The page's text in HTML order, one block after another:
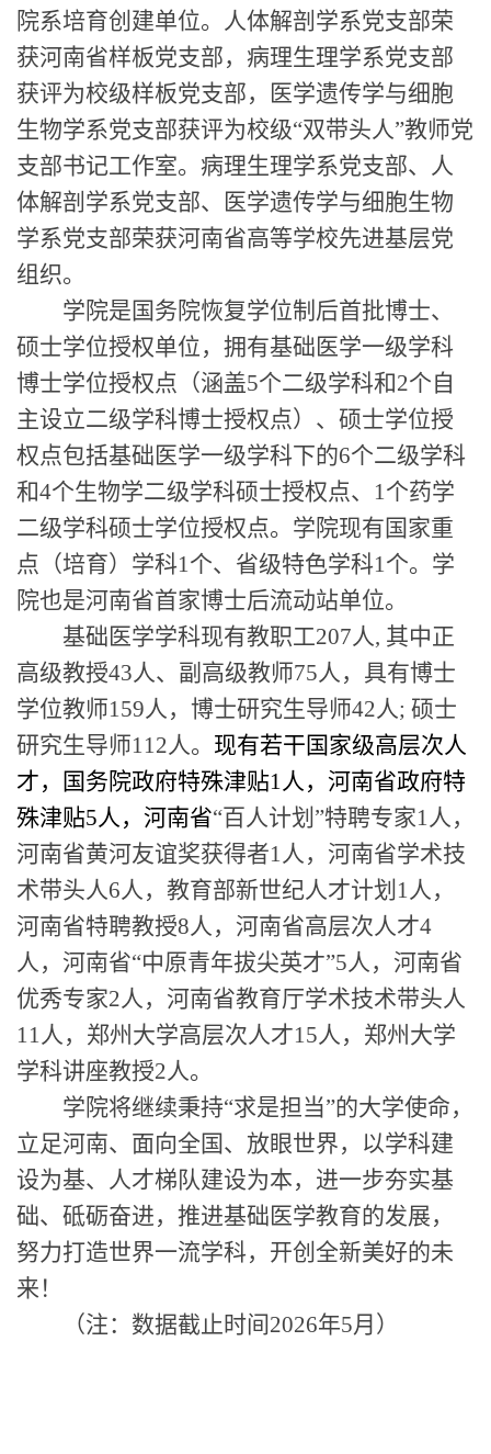
院系培育创建单位。人体解剖学系党支部荣
获河南省样板党支部，病理生理学系党支部
获评为校级样板党支部，医学遗传学与细胞
生物学系党支部获评为校级“双带头人”教师党
支部书记工作室。病理生理学系党支部、人
体解剖学系党支部、医学遗传学与细胞生物
学系党支部荣获河南省高等学校先进基层党
组织。
学院是国务院恢复学位制后首批博士、
硕士学位授权单位，拥有基础医学一级学科
博士学位授权点（涵盖5个二级学科和2个自
主设立二级学科博士授权点）、硕士学位授
权点包括基础医学一级学科下的6个二级学科
和4个生物学二级学科硕士授权点、1个药学
二级学科硕士学位授权点。学院现有国家重
点（培育）学科1个、省级特色学科1个。学
院也是河南省首家博士后流动站单位。
基础医学学科现有教职工207人, 其中正
高级教授43人、副高级教师75人，具有博士
学位教师159人，博士研究生导师42人; 硕士
研究生导师112人。 现有若干国家级高层次人
才，国务院政府特殊津贴1人，河南省政府特
殊津贴5人，河南省“百人计划”特聘专家1人，
河南省黄河友谊奖获得者1人，河南省学术技
术带头人6人，教育部新世纪人才计划1人，
河南省特聘教授8人，河南省高层次人才4
人，河南省“中原青年拔尖英才”5人，河南省
优秀专家2人，河南省教育厅学术技术带头人
11人，郑州大学高层次人才15人，郑州大学
学科讲座教授2人。
学院将继续秉持“求是担当”的大学使命，
立足河南、面向全国、放眼世界，以学科建
设为基、人才梯队建设为本，进一步夯实基
础、砥砺奋进，推进基础医学教育的发展，
努力打造世界一流学科，开创全新美好的未
来！
（注：数据截止时间2026年5月）